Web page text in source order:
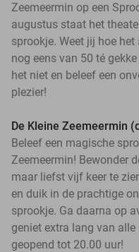
Zeemeermin op een
augustus staat het
sprookje. Weet jij hoe
nog eens van 50 té
het niet en beleef een
plezier!
De Kleine Zeemeermin
Beleef een magische
Zeemeermin! Bewonder
maar liefst vijf keer te
en duik in de prachtige
sprookje. Ga daarna op
geniet extra lang van
geopend tot 20.00 uur!